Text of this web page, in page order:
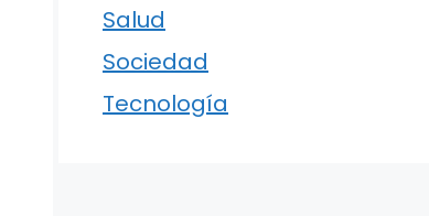
Salud
Sociedad
Tecnología